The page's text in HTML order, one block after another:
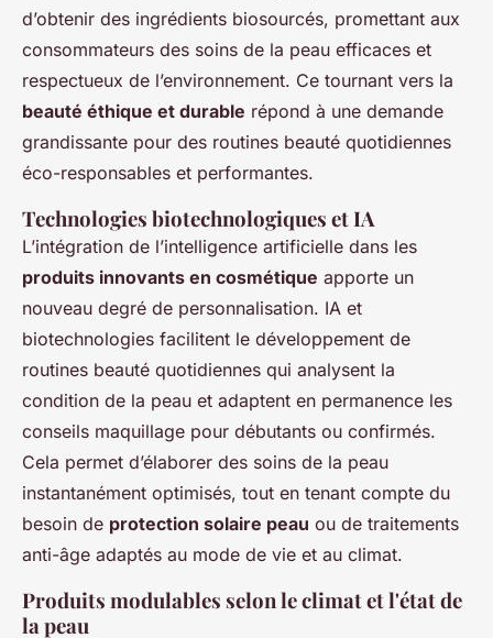
d’obtenir des ingrédients biosourcés, promettant aux
consommateurs des soins de la peau efficaces et
respectueux de l’environnement. Ce tournant vers la
beauté éthique et durable répond à une demande
grandissante pour des routines beauté quotidiennes
éco-responsables et performantes.
Technologies biotechnologiques et IA
L’intégration de l’intelligence artificielle dans les
produits innovants en cosmétique apporte un
nouveau degré de personnalisation. IA et
biotechnologies facilitent le développement de
routines beauté quotidiennes qui analysent la
condition de la peau et adaptent en permanence les
conseils maquillage pour débutants ou confirmés.
Cela permet d’élaborer des soins de la peau
instantanément optimisés, tout en tenant compte du
besoin de protection solaire peau ou de traitements
anti-âge adaptés au mode de vie et au climat.
Produits modulables selon le climat et l'état de
la peau